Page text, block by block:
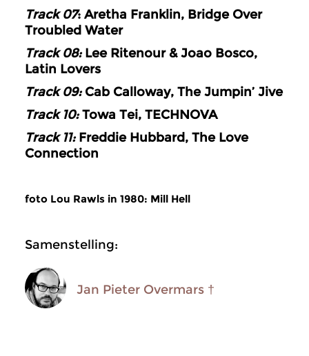
Track 07: Aretha Franklin, Bridge Over
Troubled Water
Track 08:Lee Ritenour & Joao Bosco,
Latin Lovers
Track 09:Cab Calloway, The Jumpin’ Jive
Track 10:Towa Tei, TECHNOVA
Track 11:Freddie Hubbard, The Love
Connection
foto Lou Rawls in 1980: Mill Hell
Samenstelling:
Jan Pieter Overmars †